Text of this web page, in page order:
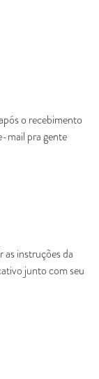
o recebimento
mail pra gente
as instruções da
junto com seu